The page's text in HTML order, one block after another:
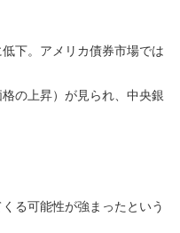
下。アメリカ債券市場では
の上昇）が見られ、中央銀
る可能性が強まったという